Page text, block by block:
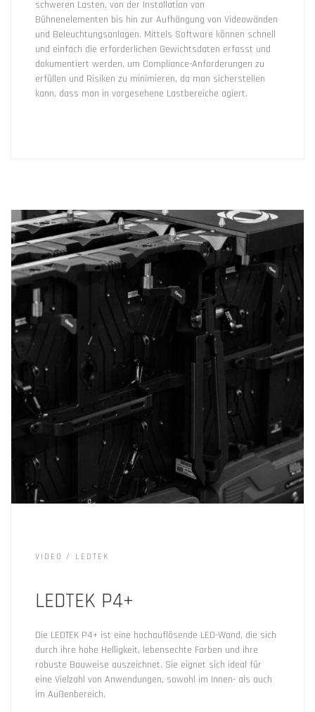
schweren Lasten, von der Installation von
Bühnenelementen bis hin zur Aufhängung von Videowänden
und Beleuchtungsanlagen. Mittels Software können schnell
und einfach die erforderlichen Gewichtsdaten erfasst und
dokumentiert werden, um Compliance-Anforderungen zu
erfüllen und Risiken zu minimieren, da man sicherstellen
kann, dass man in vorgesehene Lastbereiche agiert.
VIDEO LEDTEK
LEDTEK P4+
Die LEDTEK P4+ ist eine hochauflösende LED-Wand, die sich
durch ihre hohe Helligkeit, lebensechte Farben und ihre
robuste Bauweise auszeichnet. Sie eignet sich ideal für
eine Vielzahl von Anwendungen, sowohl im Innen- als auch
im Außenbereich.